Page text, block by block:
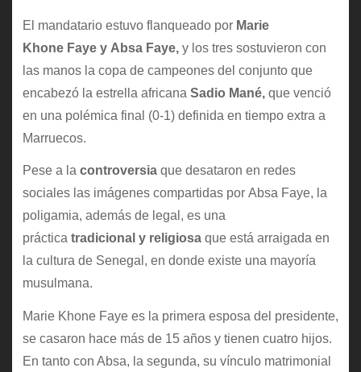
El mandatario estuvo flanqueado porMarie
Khone Faye y Absa Faye,y los tres sostuvieron con
las manos la copa de campeones del conjunto que
encabezó la estrella africana Sadio Mané,que venció
en una polémica final (0-1) definida en tiempo extra a
Marruecos.
Pese a la controversiaque desataron en redes
sociales las imágenes compartidas por Absa Faye, la
poligamia, además de legal, es una
práctica tradicional y religiosaque está arraigada en
la cultura de Senegal, en donde existe una mayoría
musulmana.
Marie Khone Faye es la primera esposa del presidente,
se casaron hace más de 15 años y tienen cuatro hijos.
En tanto con Absa, la segunda, su vínculo matrimonial